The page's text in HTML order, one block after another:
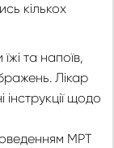
кількох
та напоїв,
Лікар
інструкції щодо
МРТ